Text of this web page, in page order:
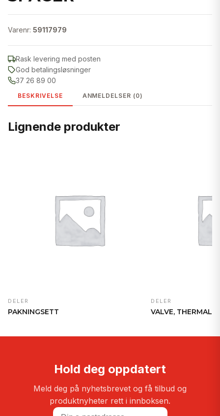
Varenr: 59117979
Rask levering med posten
God betalingsløsninger
37 26 89 00
BESKRIVELSE ANMELDELSER (0)
Lignende produkter
DELER
PAKNINGSETT
DELER
VALVE, THERMAL
Hold deg oppdatert
Meld deg på nyhetsbrevet og få tilbud og
produktnyheter rett i innboksen.